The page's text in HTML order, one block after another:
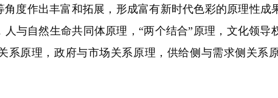
度作出丰富和拓展，形成富有新时代色彩的原理性成
与自然生命共同体原理，“两个结合”原理，文化领导
系原理，政府与市场关系原理，供给侧与需求侧关系